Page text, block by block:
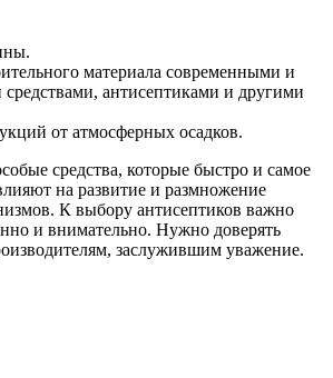
материала современными и
антисептиками и другими
от атмосферных осадков.
средства, которые быстро и самое
на развитие и размножение
К выбору антисептиков важно
и внимательно. Нужно доверять
заслужившим уважение.